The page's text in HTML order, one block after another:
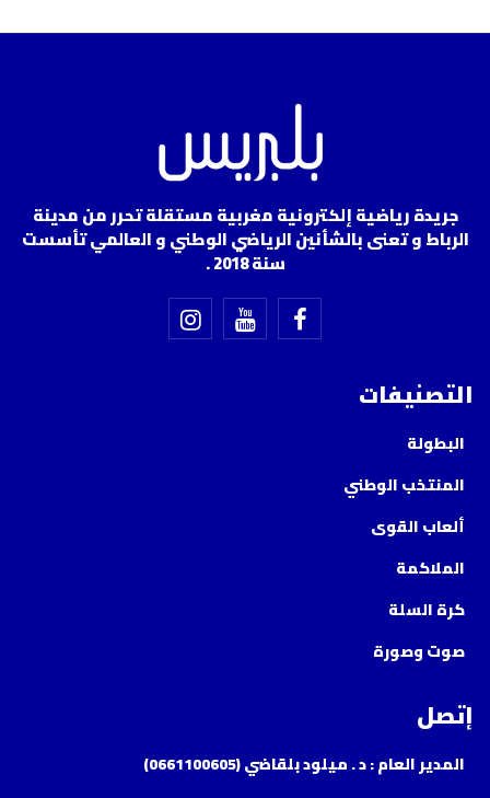
جريدة رياضية إلكترونية مغربية مستقلة تحرر من مدينة
الرباط و تعنى بالشأنين الرياضي الوطني و العالمي تأسست
سنة 2018 .
التصنيفات
البطولة
المنتخب الوطني
ألعاب القوى
الملاكمة
كرة السلة
صوت وصورة
إتصل
المدير العام : د . ميلود بلقاضي (0661100605)